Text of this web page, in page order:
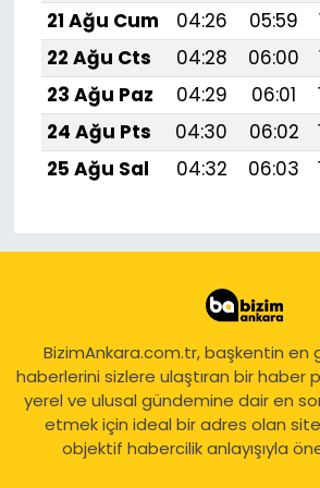
21 Ağu Cum
04:26 05:59
22 Ağu Cts
04:28 06:00
23 Ağu Paz
04:29 06:01
24 Ağu Pts
04:30 06:02
25 Ağu Sal
04:32 06:03
BizimAnkara.com.tr, başkentin en
haberlerini sizlere ulaştıran bir haber
yerel ve ulusal gündemine dair en
etmek için ideal bir adres olan
objektif habercilik anlayışıyla